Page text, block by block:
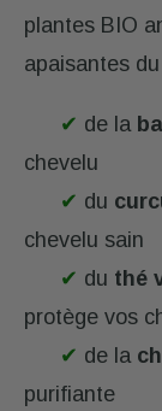
plantes BIO
apaisantes
✔ de la
chevelu
✔ du
chevelu sain
✔ du thé
protège vos
✔ de la
purifiante